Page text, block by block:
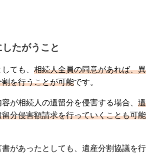
たがうこと
ても、 相続人全員の同意があれば、異
を行うことが可能です。
が相続人の遺留分を侵害する場合、 遺
分侵害額請求を行っていくことも可能
があったとしても、遺産分割協議を行